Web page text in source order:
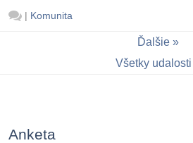
| Komunita
Ďalšie
Všetky udalosti
Anketa